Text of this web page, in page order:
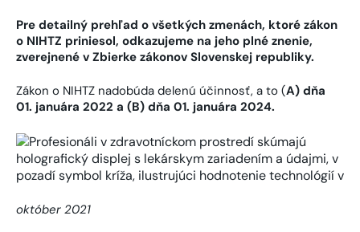
Pre detailný prehľad o všetkých zmenách, ktoré zákon
o NIHTZ priniesol, odkazujeme na jeho plné znenie,
zverejnené v Zbierke zákonov Slovenskej republiky.
Zákon o NIHTZ nadobúda delenú účinnosť, a to (A) dňa
01. januára 2022 a (B) dňa 01. januára 2024.
október 2021